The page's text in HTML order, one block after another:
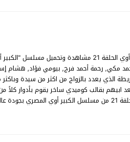
أحمد مكي, رحمة أحمد فرج, بيومي فؤاد,
الذي يعدد بالزواج من اكثر من سيدة
ابيهم بقالب كوميدي ساخر يقوم بأدوار كلاً من
شاهد اون لاين.